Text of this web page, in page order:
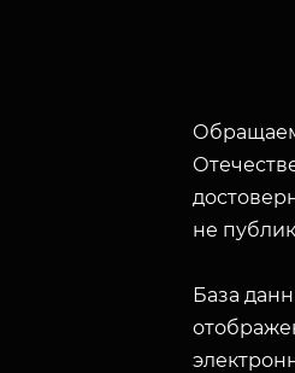
не
База